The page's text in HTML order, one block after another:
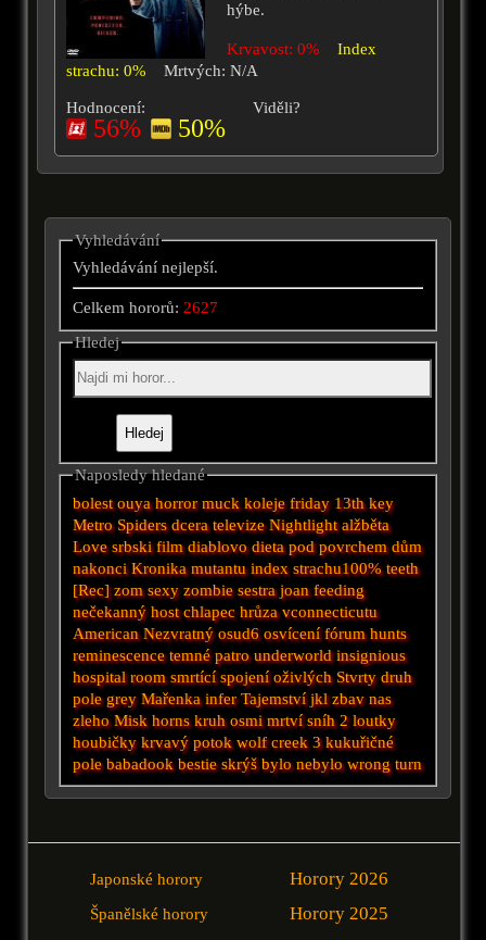
hýbe.
Krvavost: 0%
Index
strachu: 0%
Mrtvých: N/A
Hodnocení:
56% 50%
Viděli?
Vyhledávání
Vyhledávání nejlepší.
Celkem hororů:2627
Hledej
Naposledy hledané
bolest ouya horror muck koleje friday 13th key
Metro Spiders dcera televize Nightlight alžběta
Love srbski film diablovo dieta pod povrchemdům
nakonci Kronika mutantu index strachu100% teeth
[Rec] zom sexy zombie sestra joan feeding
nečekanný host chlapec hrůza vconnecticutu
American Nezvratný osud6 osvícení fórum hunts
reminescence temné patro underworld insignious
hospital room smrtící spojení oživlých Stvrty druh
pole grey Mařenka infer Tajemství jkl zbav nas
zleho Misk horns kruh osmi mrtví sníh 2 loutky
houbičky krvavý potok wolf creek 3 kukuřičné
pole babadook bestie skrýš bylo nebylowrong turn
Japonské horory
Španělské horory
Horory 2026
Horory 2025